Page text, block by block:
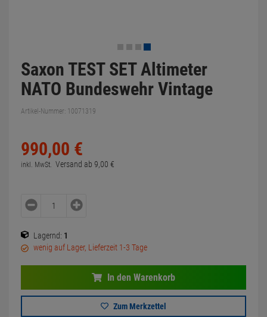
Saxon TEST SET Altimeter
NATO Bundeswehr Vintage
Artikel-Nummer: 10071319
990,00 €
inkl. MwSt. Versand ab 9,00 €
Lagernd: 1
wenig auf Lager, Lieferzeit 1-3 Tage
In den Warenkorb
Zum Merkzettel